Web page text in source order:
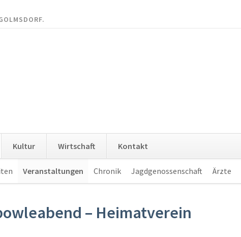
überspringen
Kultur Wirtschaft Kontakt
Veranstaltungen Chronik Jagdgenossenschaft Ärzte
– Heimatverein